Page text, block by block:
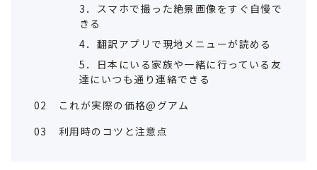
3．スマホで撮った絶景画像をすぐ自慢で
きる
4．翻訳アプリで現地メニューが読める
5．日本にいる家族や一緒に行っている友
達にいつも通り連絡できる
02
これが実際の価格@グアム
03
利用時のコツと注意点